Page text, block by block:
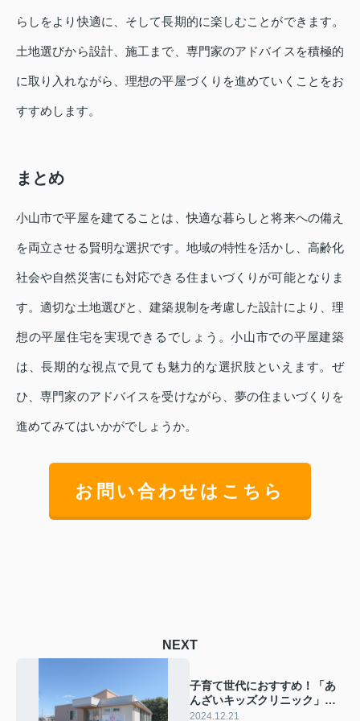
らしをより快適に、そして長期的に楽しむことができます。
土地選びから設計、施工まで、専門家のアドバイスを積極的
に取り入れながら、理想の平屋づくりを進めていくことをお
すすめします。
まとめ
小山市で平屋を建てることは、快適な暮らしと将来への備え
を両立させる賢明な選択です。地域の特性を活かし、高齢化
社会や自然災害にも対応できる住まいづくりが可能となりま
す。適切な土地選びと、建築規制を考慮した設計により、理
想の平屋住宅を実現できるでしょう。小山市での平屋建築
は、長期的な視点で見ても魅力的な選択肢といえます。ぜ
ひ、専門家のアドバイスを受けながら、夢の住まいづくりを
進めてみてはいかがでしょうか。
お問い合わせはこちら
NEXT
子育て世代におすすめ！「あ
んざいキッズクリニック」が
サポートする小山市での新築
2024.12.21